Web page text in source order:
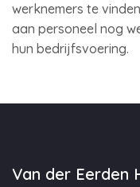
werknemers te
aan personeel nog
hun bedrijfsvoering.
Van der Eerden